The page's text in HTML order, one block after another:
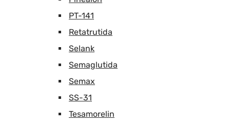
PT-141
Retatrutida
Selank
Semaglutida
Semax
SS-31
Tesamorelin